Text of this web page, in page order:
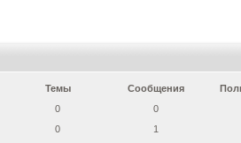
Темы Сообщения
0
0
0
1